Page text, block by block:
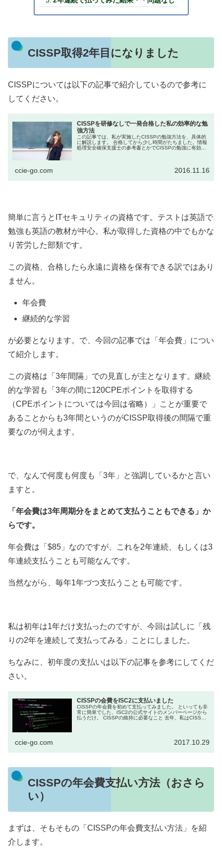
CISSP取得2年目になりました
CISSPについては以下の記事で紹介しているので参考に
してください。
CISSPを研修なしで一発合格した私の効率的な勉
強方法
この記事では、私が実施したCISSPの勉強方法を、具体的
に解説します。 合格してから少し時間がたちました。情報
処理安全確保支援士の参考書とかでCISSPの勉強に有効な
ccie-go.com 2016.11.16
簡単に言うとITセキュリティの資格です。テストは英語で
勉強も英語の教材が中心。私が取得した資格の中でもかな
り苦労した部類です。
この資格、合格したら永遠に資格を保有できる訳ではあり
ません。
年会費
継続的な学習
が必要となります。で、今回の記事では「年会費」につい
て紹介します。
この資格は「3年間隔」での見直しが主となります。継続
的な学習も「3年の間に120CPEポイントを取得する
（CPEポイントについては今回は省略）」ことが重要で
あることからも3年間というのがCISSP取得後の間隔で重
要なのが伺えます。
で、なんで何度も何度も「3年」と強調しているかと言い
ますと。
「年会費は3年周期分をまとめて支払うこともできる」か
らです。
年会費は「$85」なのですが、これを2年連続、もしくは3
年連続支払うことも可能なんです。
当然ながら、毎年1年づつ支払うことも可能です。
私は初年は1年だけ支払ったのですが、今回は試しに「残
りの2年を連続して支払ってみる」ことにしました。
ちなみに、初年度の支払いは以下の記事を参考にしてくだ
さい。
CISSPの会費をISC2に支払いました
CISSPの年会費を初めて支払ってみました。 といっても非
常に簡単でした、ISC2の公式サイトのメンバーページから
払うだけ。 CISSPの維持に必要なこと 去年、私はCISSP
ccie-go.com 2017.10.29
CISSPの年会費支払い方法（おさら
い）
まずは、そもそもの「CISSPの年会費支払い方法」を紹
介します。